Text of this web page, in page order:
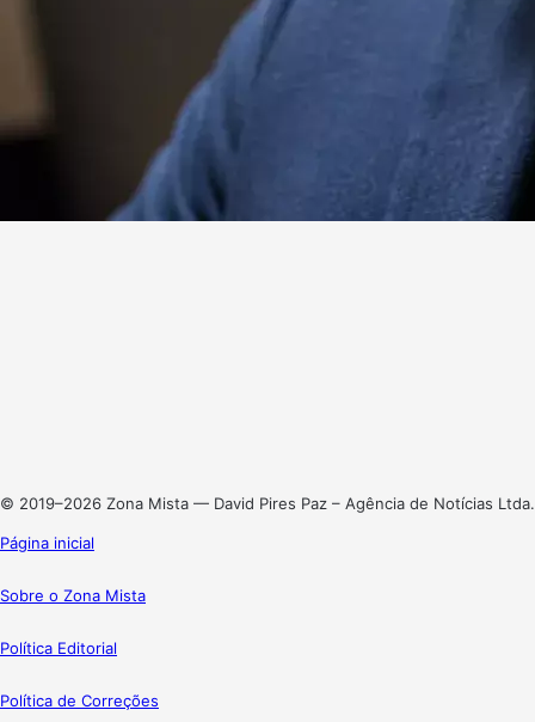
© 2019–2026 Zona Mista — David Pires Paz – Agência de Notícias Ltda.
Página inicial
Sobre o Zona Mista
Política Editorial
Política de Correções